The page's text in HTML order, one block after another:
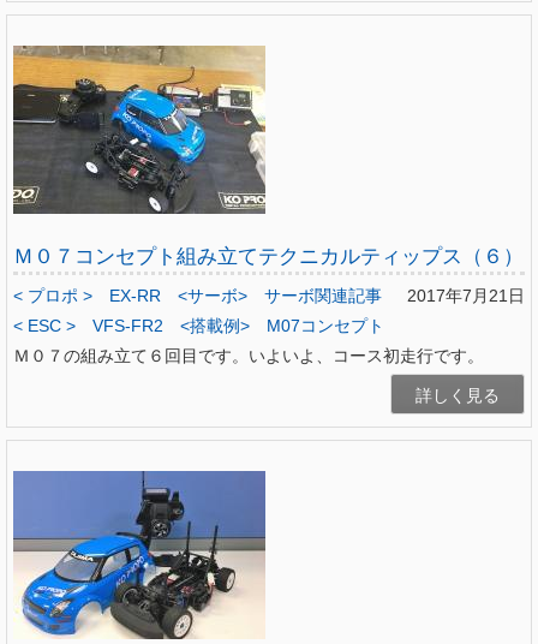
Ｍ０７コンセプト組み立てテクニカルティップス（６）
2017年7月21日
< プロポ > EX-RR <サーボ>
サーボ関連記事
< ESC >
VFS-FR2 <搭載例>
M07コンセプト
Ｍ０７の組み立て６回目です。いよいよ、コース初走行です。
詳しく見る